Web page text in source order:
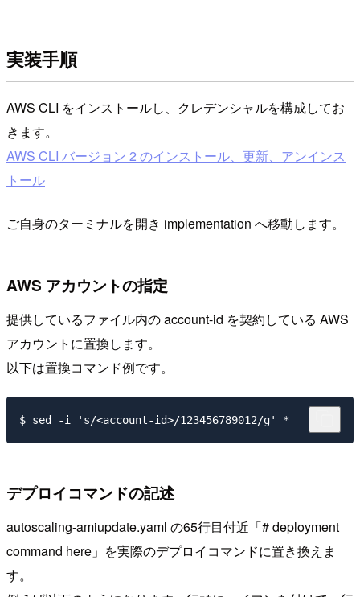
実装手順
AWS CLI をインストールし、クレデンシャルを構成してお
きます。
AWS CLI バージョン 2 のインストール、更新、アンインス
トール
ご自身のターミナルを開き implementation へ移動します。
AWS アカウントの指定
提供しているファイル内の account-id を契約している AWS
アカウントに置換します。
以下は置換コマンド例です。
デプロイコマンドの記述
autoscaling-amiupdate.yaml の65行目付近「# deployment
command here」を実際のデプロイコマンドに置き換えま
す。